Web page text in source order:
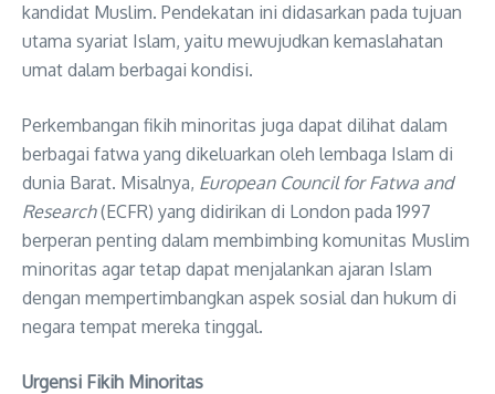
kandidat Muslim. Pendekatan ini didasarkan pada tujuan
utama syariat Islam, yaitu mewujudkan kemaslahatan
umat dalam berbagai kondisi.
Perkembangan fikih minoritas juga dapat dilihat dalam
berbagai fatwa yang dikeluarkan oleh lembaga Islam di
dunia Barat. Misalnya, European Council for Fatwa and
Research(ECFR) yang didirikan di London pada 1997
berperan penting dalam membimbing komunitas Muslim
minoritas agar tetap dapat menjalankan ajaran Islam
dengan mempertimbangkan aspek sosial dan hukum di
negara tempat mereka tinggal.
Urgensi Fikih Minoritas